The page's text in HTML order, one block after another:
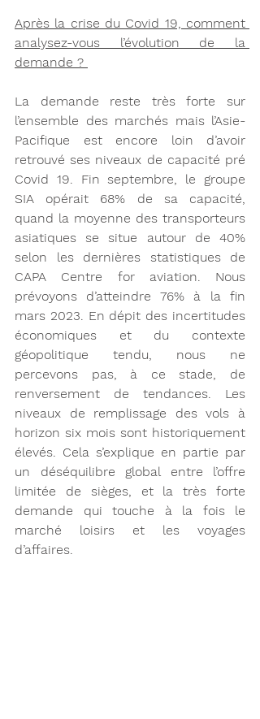
Après la crise du Covid 19, comment
analysez-vous l’évolution de la
demande ?
La demande reste très forte sur
l’ensemble des marchés mais l’Asie-
Pacifique est encore loin d’avoir
retrouvé ses niveaux de capacité pré
Covid 19. Fin septembre, le groupe
SIA opérait 68% de sa capacité,
quand la moyenne des transporteurs
asiatiques se situe autour de 40%
selon les dernières statistiques de
CAPA Centre for aviation. Nous
prévoyons d’atteindre 76% à la fin
mars 2023. En dépit des incertitudes
économiques et du contexte
géopolitique tendu, nous ne
percevons pas, à ce stade, de
renversement de tendances. Les
niveaux de remplissage des vols à
horizon six mois sont historiquement
élevés. Cela s’explique en partie par
un déséquilibre global entre l’offre
limitée de sièges, et la très forte
demande qui touche à la fois le
marché loisirs et les voyages
d’affaires.